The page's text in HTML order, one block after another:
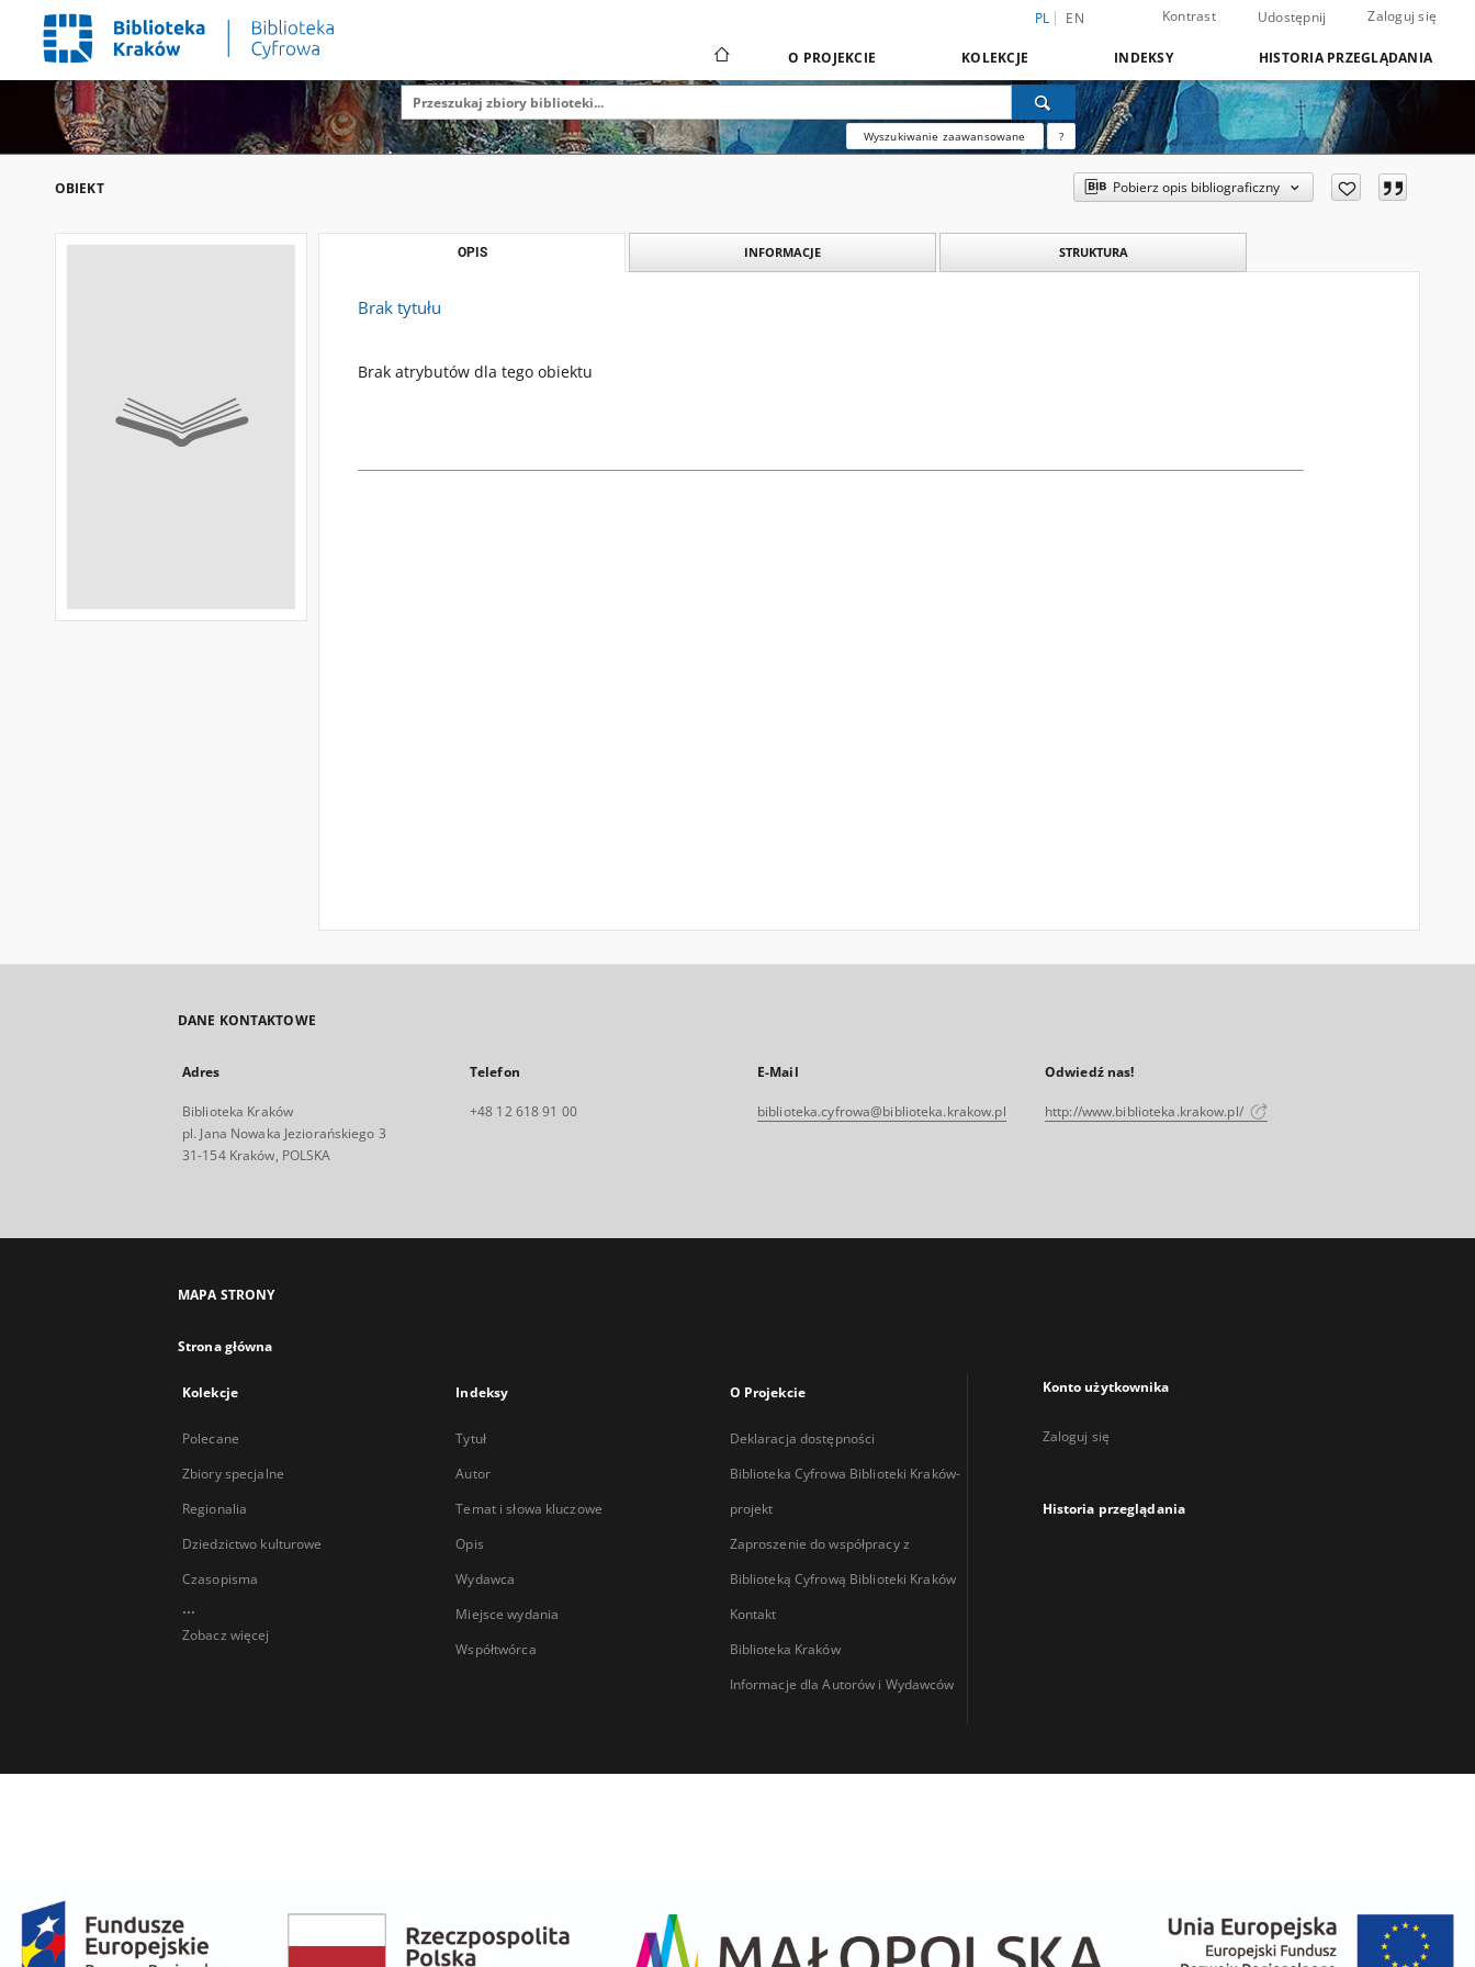
PL EN Kontrast Udostępnij Zaloguj się
O PROJEKCIE KOLEKCJE INDEKSY HISTORIA PRZEGLĄDANIA
Wyszukiwanie zaawansowane ?
OBIEKT Pobierz opis bibliograficzny
OPIS INFORMACJE STRUKTURA
Brak tytułu
Brak atrybutów dla tego obiektu
DANE KONTAKTOWE
Adres
Biblioteka Kraków
pl. Jana Nowaka Jeziorańskiego 3
31-154 Kraków, POLSKA
Telefon
+48 12 618 91 00
E-Mail
biblioteka.cyfrowa@biblioteka.krakow.pl
Odwiedź nas!
http://www.biblioteka.krakow.pl/
MAPA STRONY
Strona główna
Kolekcje
Polecane
Zbiory specjalne
Regionalia
Dziedzictwo kulturowe
Czasopisma
...
Zobacz więcej
Indeksy
Tytuł
Autor
Temat i słowa kluczowe
Opis
Wydawca
Miejsce wydania
Współtwórca
O Projekcie
Deklaracja dostępności
Biblioteka Cyfrowa Biblioteki Kraków-
projekt
Zaproszenie do współpracy z
Biblioteką Cyfrową Biblioteki Kraków
Kontakt
Biblioteka Kraków
Informacje dla Autorów i Wydawców
Konto użytkownika
Zaloguj się
Historia przeglądania